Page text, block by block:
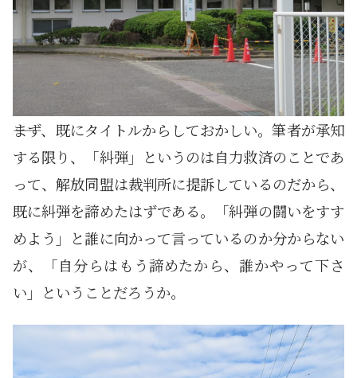
――まず、既にタイトルからしておかしい。筆者が承知
する限り、「糾弾」というのは自力救済のことであ
って、解放同盟は裁判所に提訴しているのだから、
既に糾弾を諦めたはずである。「糾弾の闘いをすす
めよう」と誰に向かって言っているのか分からない
が、「自分らはもう諦めたから、誰かやって下さ
い」ということだろうか。